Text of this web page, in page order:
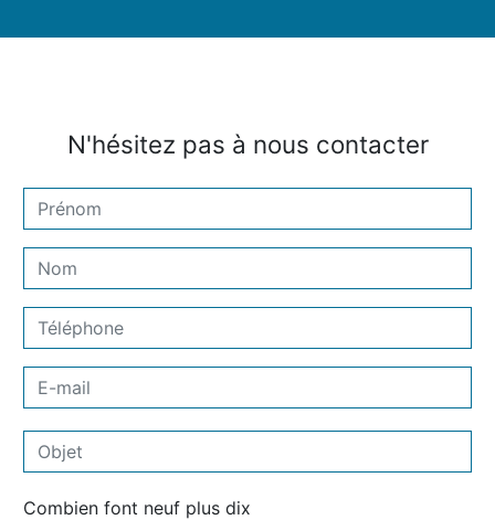
N'hésitez pas à nous contacter
Combien font neuf plus dix